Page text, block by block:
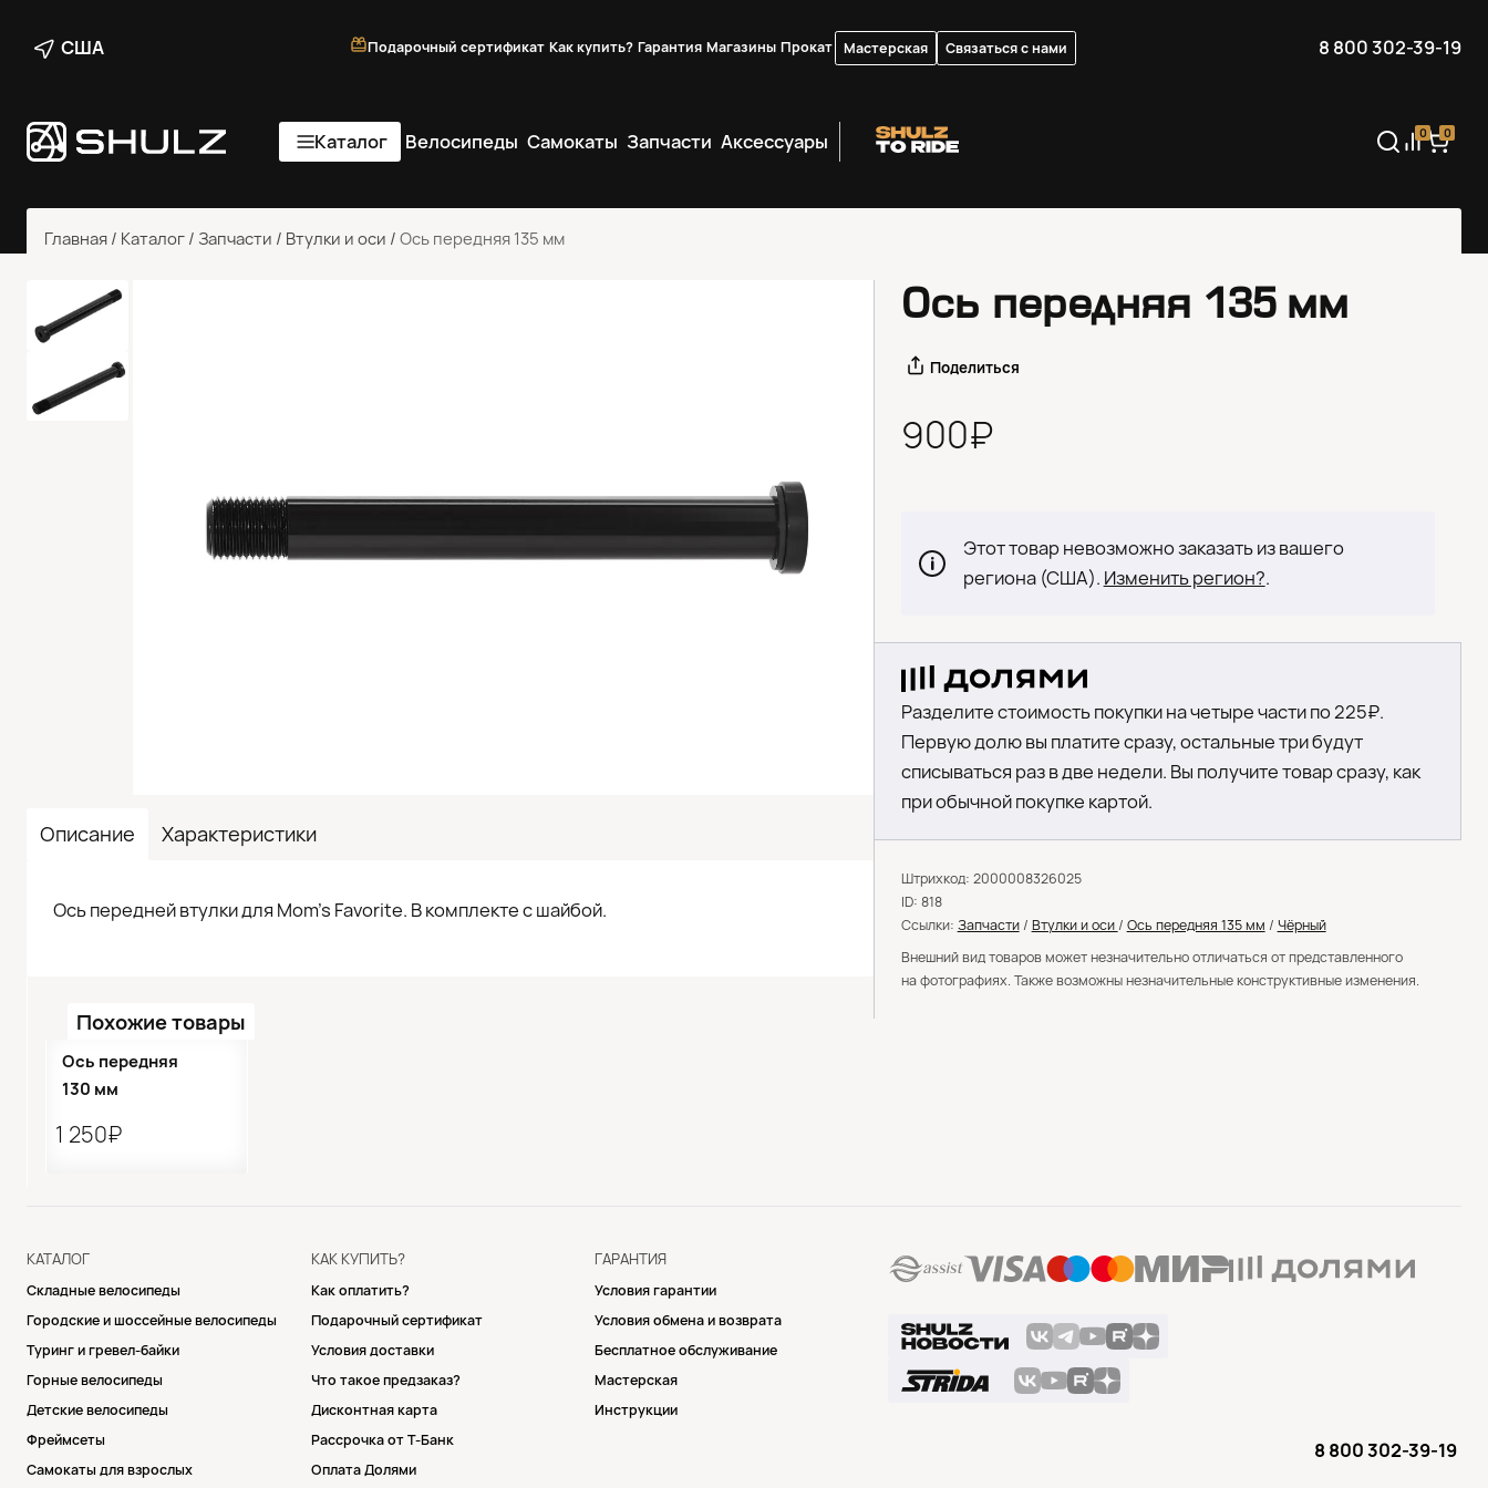
США Подарочный сертификат Как купить? Гарантия Магазины Прокат Мастерская Связаться с нами 8 800 302-39-19
Каталог Велосипеды Самокаты Запчасти Аксессуары 0 0
Главная / Каталог / Запчасти / Втулки и оси / Ось передняя 135 мм
Описание Характеристики
Ось передней втулки для Mom’s Favorite. В комплекте с шайбой.
Похожие товары
Ось передняя
130 мм
1 250₽
Ось передняя 135 мм
Поделиться
900₽
Этот товар невозможно заказать из вашего
региона (США). Изменить регион?.
Разделите стоимость покупки на четыре части по 225₽.
Первую долю вы платите сразу, остальные три будут
списываться раз в две недели. Вы получите товар сразу, как
при обычной покупке картой.
Штрихкод: 2000008326025
ID: 818
Ссылки: Запчасти/ Втулки и оси / Ось передняя 135 мм / Чёрный
Внешний вид товаров может незначительно отличаться от представленного
на фотографиях. Также возможны незначительные конструктивные изменения.
КАТАЛОГ
Складные велосипеды
Городские и шоссейные велосипеды
Туринг и гревел-байки
Горные велосипеды
Детские велосипеды
Фреймсеты
Самокаты для взрослых
КАК КУПИТЬ?
Как оплатить?
Подарочный сертификат
Условия доставки
Что такое предзаказ?
Дисконтная карта
Рассрочка от Т-Банк
Оплата Долями
ГАРАНТИЯ
Условия гарантии
Условия обмена и возврата
Бесплатное обслуживание
Мастерская
Инструкции
8 800 302-39-19